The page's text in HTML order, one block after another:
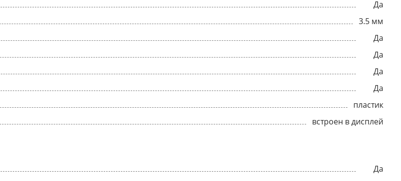
Да
3.5 мм
Да
Да
Да
Да
пластик
встроен в дисплей
Да